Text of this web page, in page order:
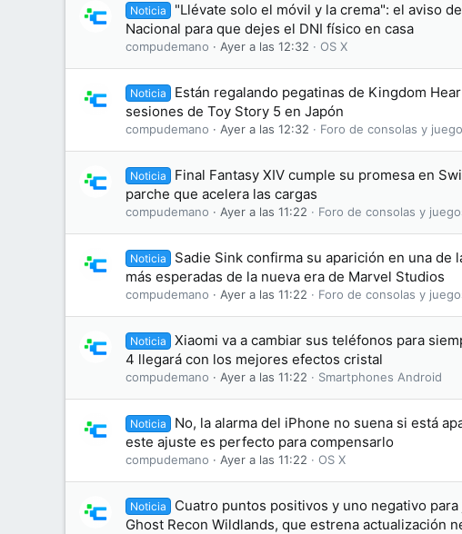
Noticia
"Llévate solo el móvil y la crema": el aviso
Nacional para que dejes el DNI físico en casa
compudemano Ayer a las 12:32 OS X
Noticia
Están regalando pegatinas de Kingdom
sesiones de Toy Story 5 en Japón
compudemano Ayer a las 12:32 Foro de consolas y
Noticia
Final Fantasy XIV cumple su promesa en
parche que acelera las cargas
compudemano Ayer a las 11:22 Foro de consolas y
Noticia
Sadie Sink confirma su aparición en una de
más esperadas de la nueva era de Marvel Studios
compudemano Ayer a las 11:22 Foro de consolas y
Noticia
Xiaomi va a cambiar sus teléfonos para
4 llegará con los mejores efectos cristal
compudemano Ayer a las 11:22 Smartphones Android
Noticia
No, la alarma del iPhone no suena si está
este ajuste es perfecto para compensarlo
compudemano Ayer a las 11:22 OS X
Noticia
Cuatro puntos positivos y uno negativo para
Ghost Recon Wildlands, que estrena actualización